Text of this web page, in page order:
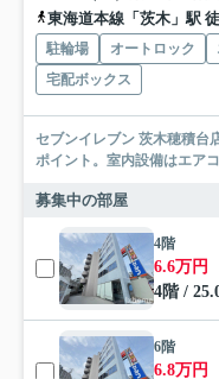
東海道本線「茨木」駅
駐輪場 オートロック
宅配ボックス
セブンイレブン 茨木穂積台
ポイント。室内設備はエア
募集中の部屋
4階
6.6万円
4階 /
6階
6.8万円